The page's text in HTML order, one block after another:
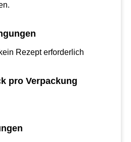
Rezept erforderlich
pro Verpackung